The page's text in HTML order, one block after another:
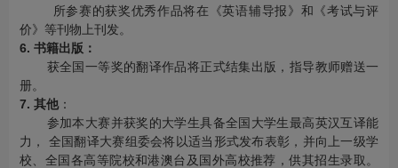
所参赛的获奖优秀作品将在《英语辅导报》和《考试与评
价》等刊物上刊发。
6. 书籍出版：
获全国一等奖的翻译作品将正式结集出版，指导教师赠送一
册。
7. 其他：
参加本大赛并获奖的大学生具备全国大学生最高英汉互译能
力， 全国翻译大赛组委会将以适当形式发布表彰，并向上一级学
校、全国各高等院校和港澳台及国外高校推荐，供其招生录取。